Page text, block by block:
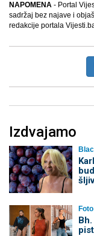
NAPOMENA - Portal
sadržaj bez najave i
redakcije portala
Izdvajamo
Foto